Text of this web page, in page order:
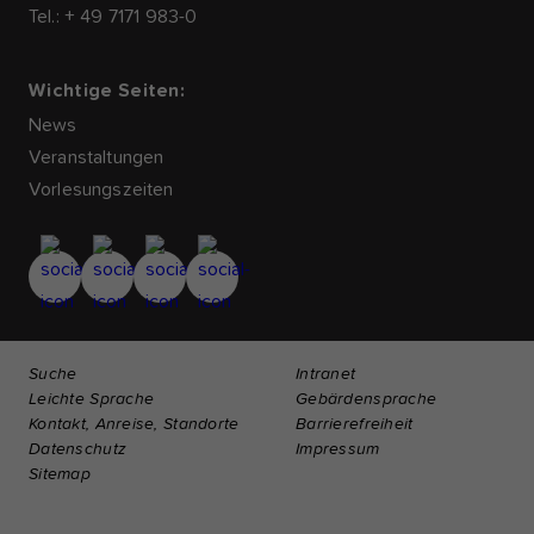
Tel.: + 49 7171 983-0
Wichtige Seiten:
News
Veranstaltungen
Vorlesungszeiten
Suche
Intranet
Leichte Sprache
Gebärdensprache
Kontakt, Anreise, Standorte
Barrierefreiheit
Datenschutz
Impressum
Sitemap